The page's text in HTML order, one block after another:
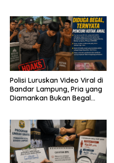
Polisi Luruskan Video Viral di
Bandar Lampung, Pria yang
Diamankan Bukan Begal